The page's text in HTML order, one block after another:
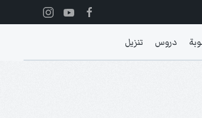
دروس تنزيل